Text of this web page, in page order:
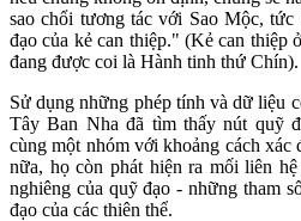
sao chổi tương tác với Sao Mộc,
đạo của kẻ can thiệp." (Kẻ can thiệp
đang được coi là Hành tinh thứ Chín).
Sử dụng những phép tính và dữ liệu
Tây Ban Nha đã tìm thấy nút quỹ
cùng một nhóm với khoảng cách
nữa, họ còn phát hiện ra mối liên
nghiêng của quỹ đạo - những tham
đạo của các thiên thể.